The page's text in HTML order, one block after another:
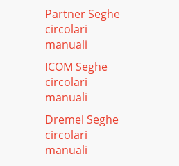
Partner Seghe
circolari
manuali
ICOM Seghe
circolari
manuali
Dremel Seghe
circolari
manuali